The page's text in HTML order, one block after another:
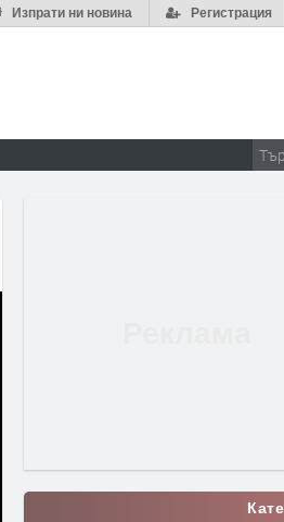
Регистрация
Изпрати ни новина